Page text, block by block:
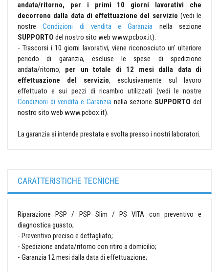
andata/ritorno, per i primi 10 giorni lavorativi che
decorrono dalla data di effettuazione del servizio (vedi le
nostreCondizioni di vendita e Garanzia nella sezione
SUPPORTO del nostro sito web www.pcbox.it).
- Trascorsi i 10 giorni lavorativi, viene riconosciuto un' ulteriore
periodo di garanzia, escluse le spese di spedizione
andata/ritorno, per un totale di 12 mesi dalla data di
effettuazione del servizio, esclusivamente sul lavoro
effettuato e sui pezzi di ricambio utilizzati (vedi le nostre
Condizioni di vendita e Garanzia nella sezione SUPPORTO del
nostro sito web www.pcbox.it).
La garanzia si intende prestata e svolta presso i nostri laboratori.
CARATTERISTICHE TECNICHE
Riparazione PSP / PSP Slim / PS VITA con preventivo e
diagnostica guasto;
- Preventivo preciso e dettagliato;
- Spedizione andata/ritorno con ritiro a domicilio;
- Garanzia 12 mesi dalla data di effettuazione;